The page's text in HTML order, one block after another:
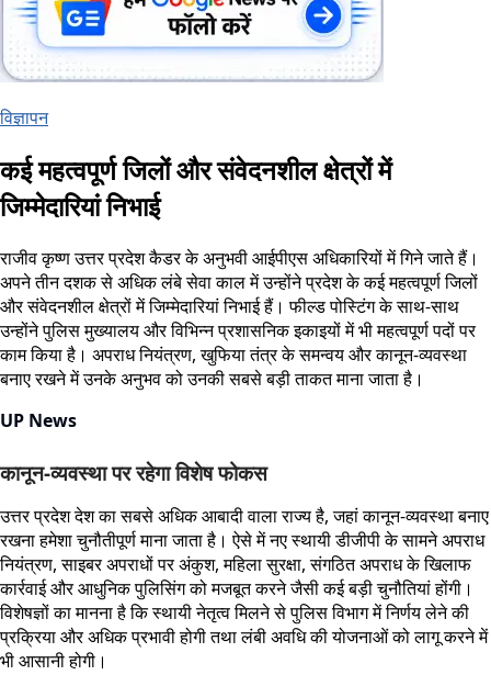
विज्ञापन
कई महत्वपूर्ण जिलों और संवेदनशील क्षेत्रों में
जिम्मेदारियां निभाई
राजीव कृष्ण उत्तर प्रदेश कैडर के अनुभवी आईपीएस अधिकारियों में गिने जाते हैं।
अपने तीन दशक से अधिक लंबे सेवा काल में उन्होंने प्रदेश के कई महत्वपूर्ण जिलों
और संवेदनशील क्षेत्रों में जिम्मेदारियां निभाई हैं। फील्ड पोस्टिंग के साथ-साथ
उन्होंने पुलिस मुख्यालय और विभिन्न प्रशासनिक इकाइयों में भी महत्वपूर्ण पदों पर
काम किया है। अपराध नियंत्रण, खुफिया तंत्र के समन्वय और कानून-व्यवस्था
बनाए रखने में उनके अनुभव को उनकी सबसे बड़ी ताकत माना जाता है।
UP News
कानून-व्यवस्था पर रहेगा विशेष फोकस
उत्तर प्रदेश देश का सबसे अधिक आबादी वाला राज्य है, जहां कानून-व्यवस्था बनाए
रखना हमेशा चुनौतीपूर्ण माना जाता है। ऐसे में नए स्थायी डीजीपी के सामने अपराध
नियंत्रण, साइबर अपराधों पर अंकुश, महिला सुरक्षा, संगठित अपराध के खिलाफ
कार्रवाई और आधुनिक पुलिसिंग को मजबूत करने जैसी कई बड़ी चुनौतियां होंगी।
विशेषज्ञों का मानना है कि स्थायी नेतृत्व मिलने से पुलिस विभाग में निर्णय लेने की
प्रक्रिया और अधिक प्रभावी होगी तथा लंबी अवधि की योजनाओं को लागू करने में
भी आसानी होगी।